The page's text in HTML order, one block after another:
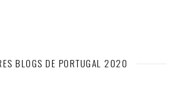
BLOGS DE PORTUGAL 2020